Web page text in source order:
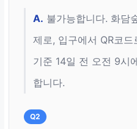
A. 불가능합니다. 화담
제로, 입구에서 QR코
기준 14일 전 오전 9시
합니다.
Q2